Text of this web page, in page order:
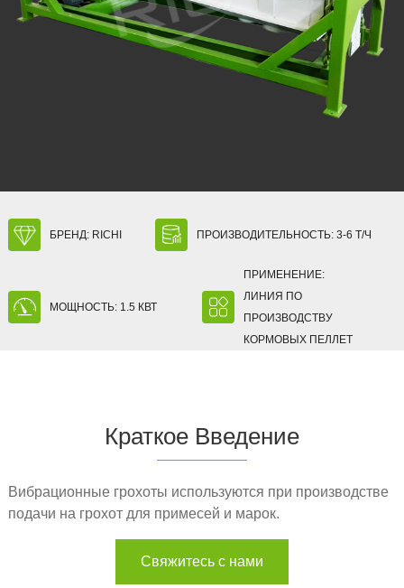
БРЕНД: RICHI ПРОИЗВОДИТЕЛЬНОСТЬ: 3-6 Т/Ч
МОЩНОСТЬ: 1.5 КВТ
ПРИМЕНЕНИЕ:
ЛИНИЯ ПО
ПРОИЗВОДСТВУ
КОРМОВЫХ ПЕЛЛЕТ
Краткое Введение
Вибрационные грохоты используются при производстве
подачи на грохот для примесей и марок.
Свяжитесь с нами